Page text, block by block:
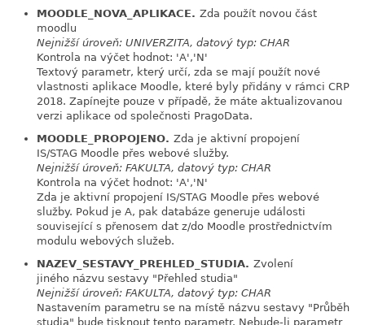
MOODLE_NOVA_APLIKACE. Zda použít novou část
moodlu
Nejnižší úroveň: UNIVERZITA, datový typ: CHAR
Kontrola na výčet hodnot: 'A','N'
Textový parametr, který určí, zda se mají použít nové
vlastnosti aplikace Moodle, které byly přidány v rámci CRP
2018. Zapínejte pouze v případě, že máte aktualizovanou
verzi aplikace od společnosti PragoData.
MOODLE_PROPOJENO. Zda je aktivní propojení
IS/STAG Moodle přes webové služby.
Nejnižší úroveň: FAKULTA, datový typ: CHAR
Kontrola na výčet hodnot: 'A','N'
Zda je aktivní propojení IS/STAG Moodle přes webové
služby. Pokud je A, pak databáze generuje události
související s přenosem dat z/do Moodle prostřednictvím
modulu webových služeb.
NAZEV_SESTAVY_PREHLED_STUDIA. Zvolení
jiného názvu sestavy "Přehled studia"
Nejnižší úroveň: FAKULTA, datový typ: CHAR
Nastavením parametru se na místě názvu sestavy "Průběh
studia" bude tisknout tento parametr. Nebude-li parametr